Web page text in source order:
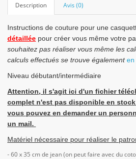
Description Avis (0)
Instructions de couture pour une
détaillée pour créer vous même votre
souhaitez pas réaliser vous même les
calculs effectués se trouve égalementen
Niveau débutant/intermédiaire
Attention, il s'agit ici d'un fichier
complet n'est pas disponible en
vous pouvez en demander un
un mail.
Matériel nécessaire pour réaliser le
- 60 x 35 cm de jean (on peut faire avec du